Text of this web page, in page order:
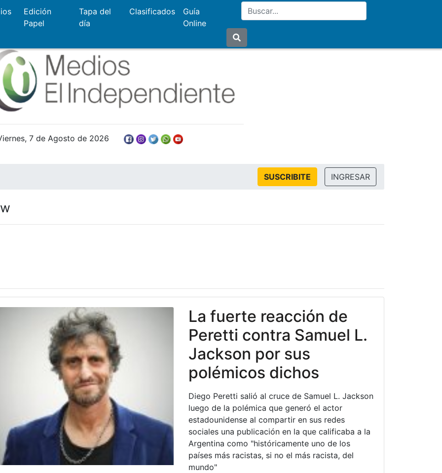
Edición
Papel
Tapa del
día
Clasificados
Guía
Online
7 de Agosto de 2026
SUSCRIBITE INGRESAR
La fuerte reacción de
Peretti contra Samuel L.
Jackson por sus
polémicos dichos
Diego Peretti salió al cruce de Samuel L. Jackson
luego de la polémica que generó el actor
estadounidense al compartir en sus redes
sociales una publicación en la que calificaba a la
Argentina como "históricamente uno de los
países más racistas, si no el más racista, del
mundo"